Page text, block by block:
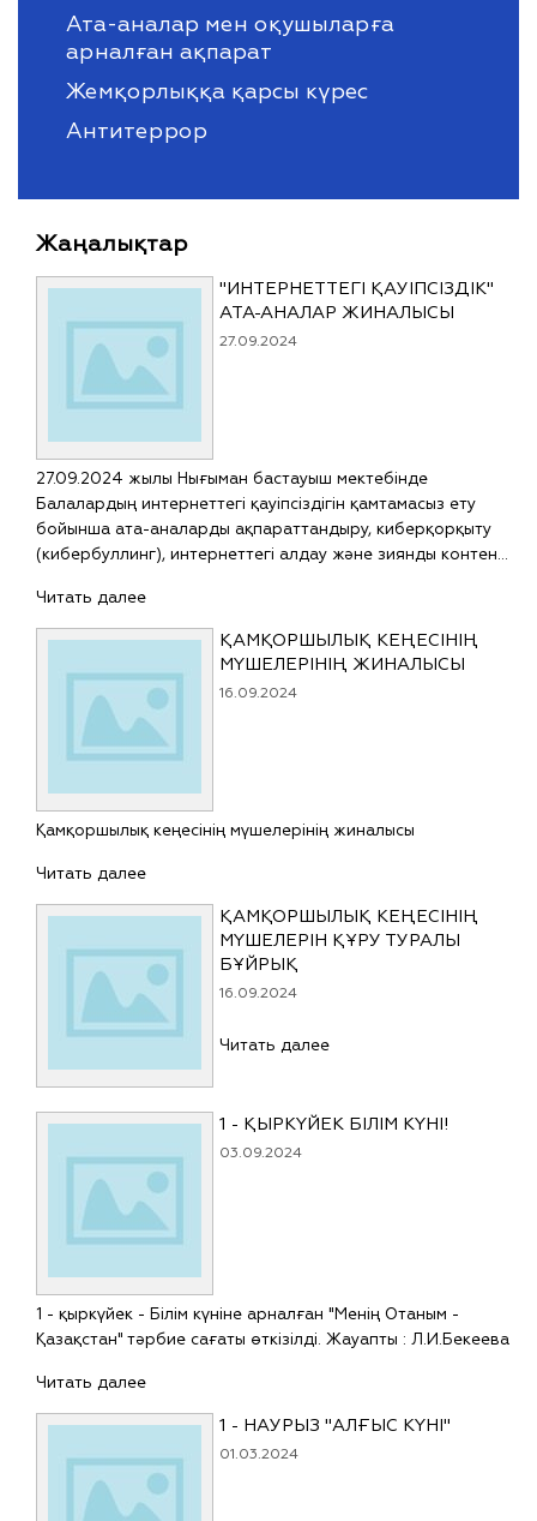
Ата-аналар мен оқушыларға
арналған ақпарат
Жемқорлыққа қарсы күрес
Антитеррор
Жаңалықтар
"ИНТЕРНЕТТЕГІ ҚАУІПСІЗДІК"
АТА-АНАЛАР ЖИНАЛЫСЫ
27.09.2024
27.09.2024 жылы Нығыман бастауыш мектебінде
Балалардың интернеттегі қауіпсіздігін қамтамасыз ету
бойынша ата-аналарды ақпараттандыру, киберқорқыту
(кибербуллинг), интернеттегі алдау және зиянды контен…
Читать далее
ҚАМҚОРШЫЛЫҚ КЕҢЕСІНІҢ
МҮШЕЛЕРІНІҢ ЖИНАЛЫСЫ
16.09.2024
Қамқоршылық кеңесінің мүшелерінің жиналысы
Читать далее
ҚАМҚОРШЫЛЫҚ КЕҢЕСІНІҢ
МҮШЕЛЕРІН ҚҰРУ ТУРАЛЫ
БҰЙРЫҚ
16.09.2024
Читать далее
1 - ҚЫРКҮЙЕК БІЛІМ КҮНІ!
03.09.2024
1 - қыркүйек - Білім күніне арналған "Менің Отаным -
Қазақстан" тәрбие сағаты өткізілді. Жауапты : Л.И.Бекеева
Читать далее
1 - НАУРЫЗ "АЛҒЫС КҮНІ"
01.03.2024